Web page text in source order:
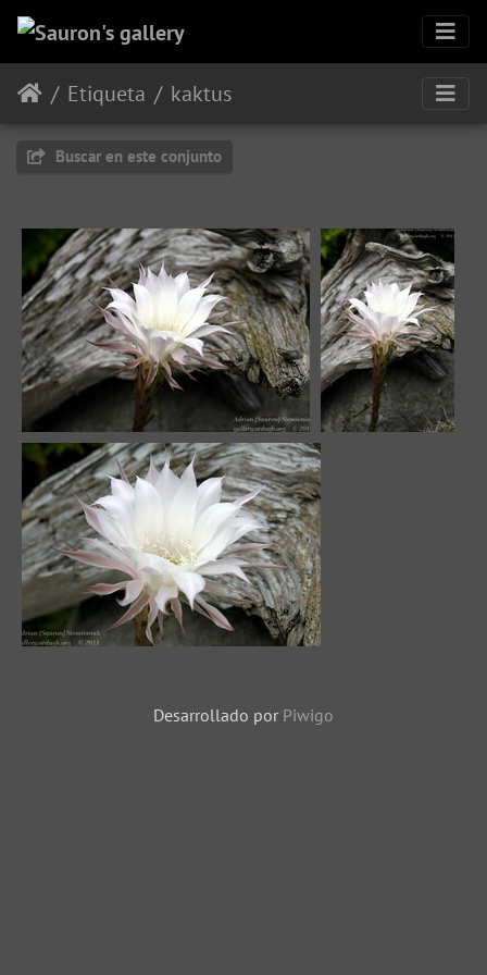
Etiqueta kaktus
Buscar en este conjunto
kwitnie przez jeden dzień...
15913 visitas
14569 visitas
Desarrollado por Piwigo